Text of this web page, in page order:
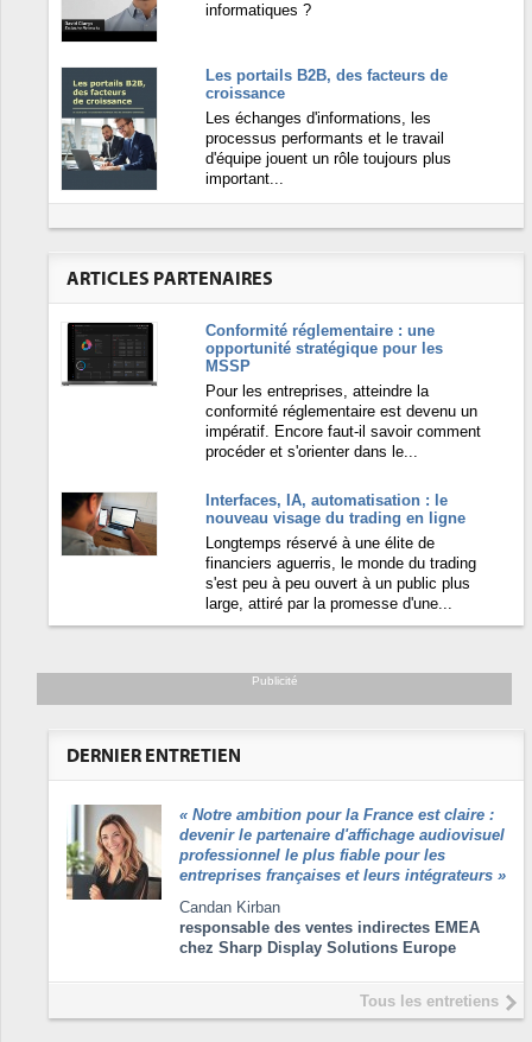
informatiques ?
Les portails B2B, des facteurs de
croissance
Les échanges d'informations, les
processus performants et le travail
d'équipe jouent un rôle toujours plus
important...
ARTICLES PARTENAIRES
Conformité réglementaire : une
opportunité stratégique pour les
MSSP
Pour les entreprises, atteindre la
conformité réglementaire est devenu un
impératif. Encore faut-il savoir comment
procéder et s'orienter dans le...
Interfaces, IA, automatisation : le
nouveau visage du trading en ligne
Longtemps réservé à une élite de
financiers aguerris, le monde du trading
s'est peu à peu ouvert à un public plus
large, attiré par la promesse d'une...
Publicité
DERNIER ENTRETIEN
« Notre ambition pour la France est claire :
devenir le partenaire d'affichage audiovisuel
professionnel le plus fiable pour les
entreprises françaises et leurs intégrateurs »
Candan Kirban
responsable des ventes indirectes EMEA
chez Sharp Display Solutions Europe
Tous les entretiens